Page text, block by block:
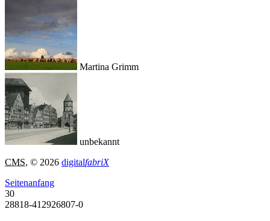
Martina Grimm
unbekannt
CMS, © 2026 digitalfabriX
Seitenanfang
30
28818-412926807-0